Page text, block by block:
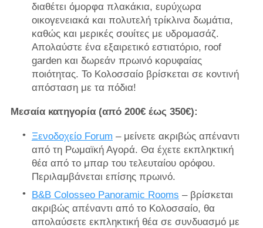
διαθέτει όμορφα πλακάκια, ευρύχωρα
οικογενειακά και πολυτελή τρίκλινα δωμάτια,
καθώς και μερικές σουίτες με υδρομασάζ.
Απολαύστε ένα εξαιρετικό εστιατόριο, roof
garden και δωρεάν πρωινό κορυφαίας
ποιότητας. Το Κολοσσαίο βρίσκεται σε κοντινή
απόσταση με τα πόδια!
Μεσαία κατηγορία (από 200€ έως 350€):
Ξενοδοχείο Forum – μείνετε ακριβώς απέναντι
από τη Ρωμαϊκή Αγορά. Θα έχετε εκπληκτική
θέα από το μπαρ του τελευταίου ορόφου.
Περιλαμβάνεται επίσης πρωινό.
B&B Colosseo Panoramic Rooms – βρίσκεται
ακριβώς απέναντι από το Κολοσσαίο, θα
απολαύσετε εκπληκτική θέα σε συνδυασμό με